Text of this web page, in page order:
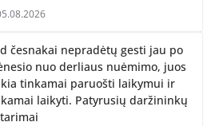
česnakai nepradėtų gesti jau po
nuo derliaus nuėmimo, juos
tinkamai paruošti laikymui ir
laikyti. Patyrusių daržininkų